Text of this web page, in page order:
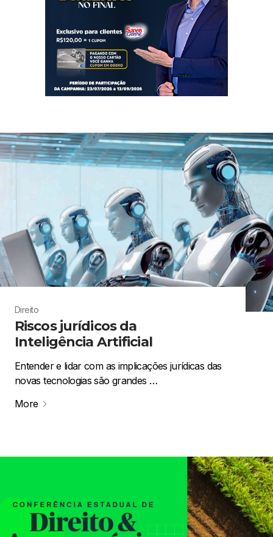
Direito
Riscos jurídicos da
Inteligência Artificial
Entender e lidar com as implicações jurídicas das
novas tecnologias são grandes …
More